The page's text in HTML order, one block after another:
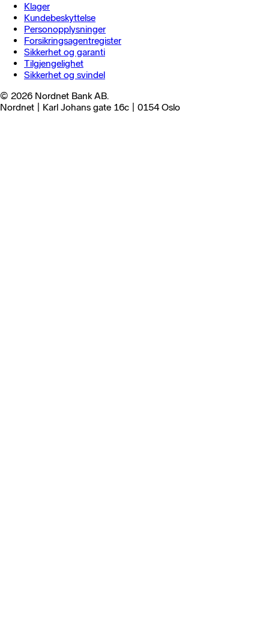
Klager
Kundebeskyttelse
Personopplysninger
Forsikringsagentregister
Sikkerhet og garanti
Tilgjengelighet
Sikkerhet og svindel
© 2026 Nordnet Bank AB.
Nordnet | Karl Johans gate 16c | 0154 Oslo